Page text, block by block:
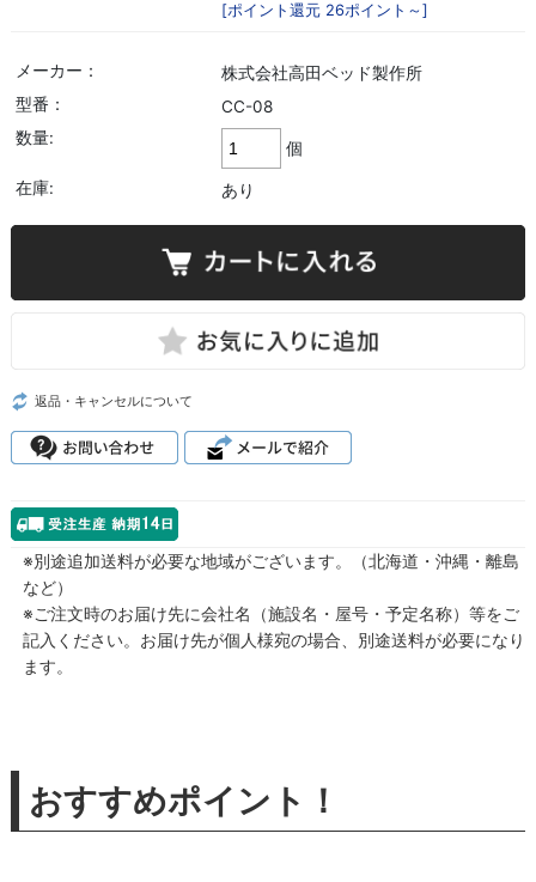
[ポイント還元 26ポイント～]
メーカー：
株式会社高田ベッド製作所
型番：
CC-08
数量:
個
在庫: あり
返品・キャンセルについて
※別途追加送料が必要な地域がございます。（北海道・沖縄・離島
など）
※ご注文時のお届け先に会社名（施設名・屋号・予定名称）等をご
記入ください。お届け先が個人様宛の場合、別途送料が必要になり
ます。
おすすめポイント！